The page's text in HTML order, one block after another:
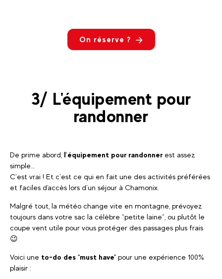
On réserve ?
3/ L'équipement pour
randonner
De prime abord, l’équipement pour randonner est assez
simple…
C’est vrai ! Et c’est ce qui en fait une des activités préférées
et faciles d'accès lors d’un séjour à Chamonix.
Malgré tout, la météo change vite en montagne, prévoyez
toujours dans votre sac la célèbre “petite laine”, ou plutôt le
coupe vent utile pour vous protéger des passages plus frais
😉
Voici une to-do des “must have” pour une expérience 100%
plaisir :